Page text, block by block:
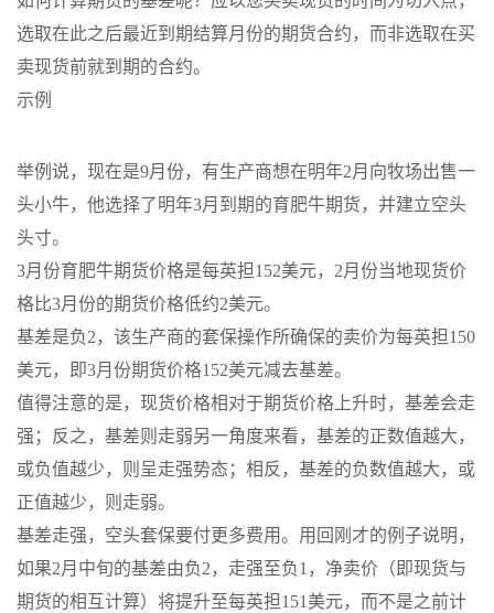
选取在此之后最近到期结算月份的期货合约，而非选取在买
卖现货前就到期的合约。
示例
举例说，现在是9月份，有生产商想在明年2月向牧场出售一
头小牛，他选择了明年3月到期的育肥牛期货，并建立空头
头寸。
3月份育肥牛期货价格是每英担152美元，2月份当地现货价
格比3月份的期货价格低约2美元。
基差是负2，该生产商的套保操作所确保的卖价为每英担150
美元，即3月份期货价格152美元减去基差。
值得注意的是，现货价格相对于期货价格上升时，基差会走
强；反之，基差则走弱另一角度来看，基差的正数值越大，
或负值越少，则呈走强势态；相反，基差的负数值越大，或
正值越少，则走弱。
基差走强，空头套保要付更多费用。用回刚才的例子说明，
如果2月中旬的基差由负2，走强至负1，净卖价（即现货与
期货的相互计算）将提升至每英担151美元，而不是之前计